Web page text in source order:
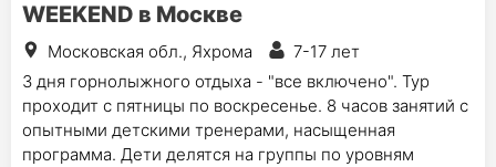
WEEKEND в Москве
Московская обл., Яхрома
7-17 лет
3 дня горнолыжного отдыха - "все включено". Тур
проходит с пятницы по воскресенье. 8 часов занятий с
опытными детскими тренерами, насыщенная
программа. Дети делятся на группы по уровням